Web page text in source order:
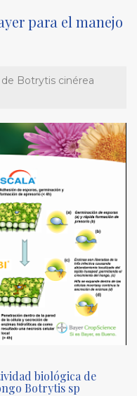
para el manejo
Botrytis cinérea
biológica de
Botrytis sp